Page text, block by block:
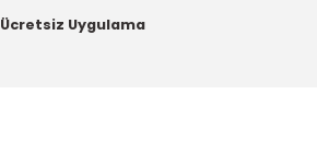
Ücretsiz Uygulama